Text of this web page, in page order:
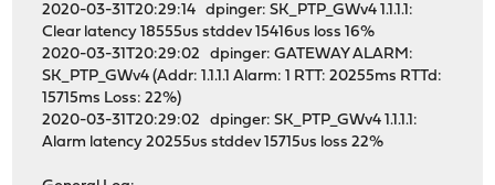
2020-03-31T20:29:14 dpinger: SK_PTP_GWv4 1.1.1.1:
Clear latency 18555us stddev 15416us loss 16%
2020-03-31T20:29:02 dpinger: GATEWAY ALARM:
SK_PTP_GWv4 (Addr: 1.1.1.1 Alarm: 1 RTT: 20255ms RTTd:
15715ms Loss: 22%)
2020-03-31T20:29:02 dpinger: SK_PTP_GWv4 1.1.1.1:
Alarm latency 20255us stddev 15715us loss 22%